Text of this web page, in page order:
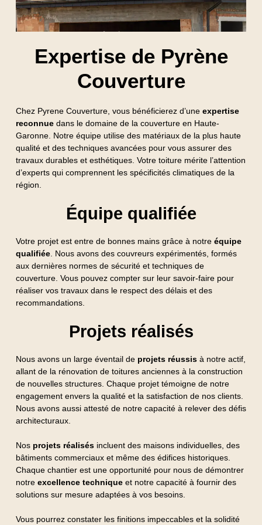
Expertise de Pyrène
Couverture
Chez Pyrene Couverture, vous bénéficierez d’une expertise
reconnuedans le domaine de la couverture en Haute-
Garonne. Notre équipe utilise des matériaux de la plus haute
qualité et des techniques avancées pour vous assurer des
travaux durables et esthétiques. Votre toiture mérite l’attention
d’experts qui comprennent les spécificités climatiques de la
région.
Équipe qualifiée
Votre projet est entre de bonnes mains grâce à notre équipe
qualifiée. Nous avons des couvreurs expérimentés, formés
aux dernières normes de sécurité et techniques de
couverture. Vous pouvez compter sur leur savoir-faire pour
réaliser vos travaux dans le respect des délais et des
recommandations.
Projets réalisés
Nous avons un large éventail de projets réussisà notre actif,
allant de la rénovation de toitures anciennes à la construction
de nouvelles structures. Chaque projet témoigne de notre
engagement envers la qualité et la satisfaction de nos clients.
Nous avons aussi attesté de notre capacité à relever des défis
architecturaux.
Nos projets réalisésincluent des maisons individuelles, des
bâtiments commerciaux et même des édifices historiques.
Chaque chantier est une opportunité pour nous de démontrer
notre excellence techniqueet notre capacité à fournir des
solutions sur mesure adaptées à vos besoins.
Vous pourrez constater les finitions impeccables et la solidité